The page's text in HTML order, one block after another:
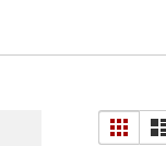
als
Liste